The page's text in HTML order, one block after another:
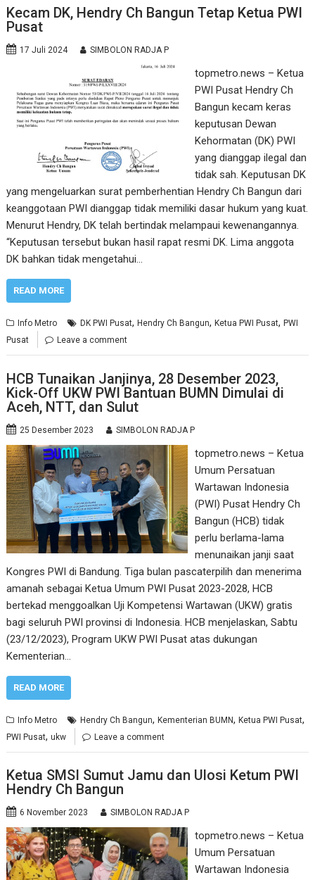
Kecam DK, Hendry Ch Bangun Tetap Ketua PWI
Pusat
17 Juli 2024 SIMBOLON RADJA P
topmetro.news – Ketua
PWI Pusat Hendry Ch
Bangun kecam keras
keputusan Dewan
Kehormatan (DK) PWI
yang dianggap ilegal dan
tidak sah. Keputusan DK
yang mengeluarkan surat pemberhentian Hendry Ch Bangun dari
keanggotaan PWI dianggap tidak memiliki dasar hukum yang kuat.
Menurut Hendry, DK telah bertindak melampaui kewenangannya.
“Keputusan tersebut bukan hasil rapat resmi DK. Lima anggota
DK bahkan tidak mengetahui…
READ MORE
Info Metro DK PWI Pusat,Hendry Ch Bangun,Ketua PWI Pusat,PWI
Pusat
Leave a comment
HCB Tunaikan Janjinya, 28 Desember 2023,
Kick-Off UKW PWI Bantuan BUMN Dimulai di
Aceh, NTT, dan Sulut
25 Desember 2023 SIMBOLON RADJA P
topmetro.news – Ketua
Umum Persatuan
Wartawan Indonesia
(PWI) Pusat Hendry Ch
Bangun (HCB) tidak
perlu berlama-lama
menunaikan janji saat
Kongres PWI di Bandung. Tiga bulan pascaterpilih dan menerima
amanah sebagai Ketua Umum PWI Pusat 2023-2028, HCB
bertekad menggoalkan Uji Kompetensi Wartawan (UKW) gratis
bagi seluruh PWI provinsi di Indonesia. HCB menjelaskan, Sabtu
(23/12/2023), Program UKW PWI Pusat atas dukungan
Kementerian…
READ MORE
Info Metro Hendry Ch Bangun,Kementerian BUMN,Ketua PWI Pusat,
PWI Pusat,ukw Leave a comment
Ketua SMSI Sumut Jamu dan Ulosi Ketum PWI
Hendry Ch Bangun
6 November 2023 SIMBOLON RADJA P
topmetro.news – Ketua
Umum Persatuan
Wartawan Indonesia